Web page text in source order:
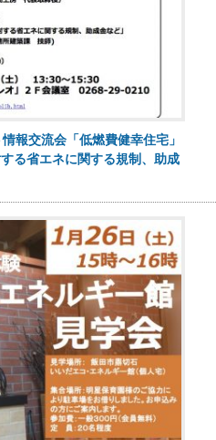
報交流会「低燃費健幸住宅」
る省エネに関する規制、助成